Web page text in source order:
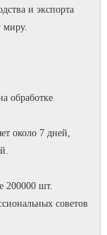
и экспорта
миру.
обработке
около 7 дней,
200000 шт.
советов